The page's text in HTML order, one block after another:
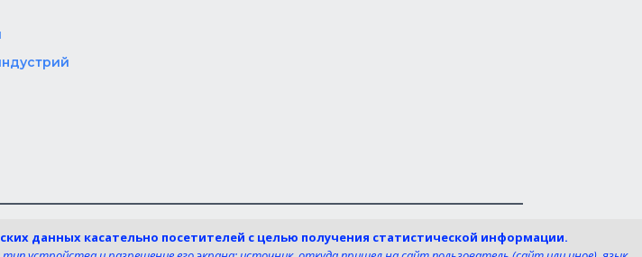
данных касательно посетителей с целью получения статистической информации.